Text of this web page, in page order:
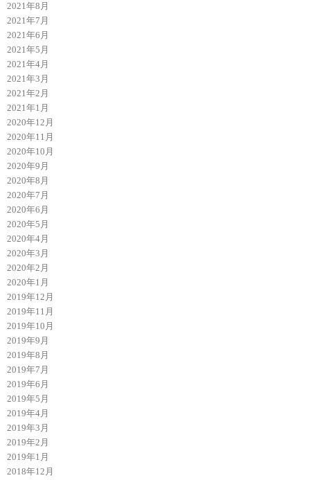
2021年8月
2021年7月
2021年6月
2021年5月
2021年4月
2021年3月
2021年2月
2021年1月
2020年12月
2020年11月
2020年10月
2020年9月
2020年8月
2020年7月
2020年6月
2020年5月
2020年4月
2020年3月
2020年2月
2020年1月
2019年12月
2019年11月
2019年10月
2019年9月
2019年8月
2019年7月
2019年6月
2019年5月
2019年4月
2019年3月
2019年2月
2019年1月
2018年12月